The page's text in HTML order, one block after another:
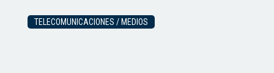
TELECOMUNICACIONES / MEDIOS